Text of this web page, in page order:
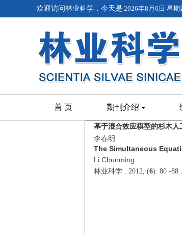
欢迎访问林业科学，今天是 2026年8月6日 星期
首 页 期刊介绍
基于混合效应模型的杉木
李春明
The Simultaneous
Li Chunming
林业科学 . 2012, (6): 80 -88